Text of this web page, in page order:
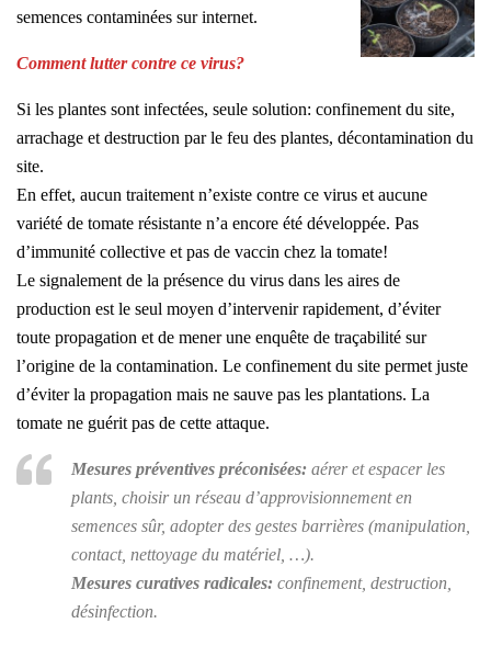
semences contaminées sur internet.
Comment lutter contre ce virus?
Si les plantes sont infectées, seule solution: confinement du site,
arrachage et destruction par le feu des plantes, décontamination du
site.
En effet, aucun traitement n’existe contre ce virus et aucune
variété de tomate résistante n’a encore été développée. Pas
d’immunité collective et pas de vaccin chez la tomate!
Le signalement de la présence du virus dans les aires de
production est le seul moyen d’intervenir rapidement, d’éviter
toute propagation et de mener une enquête de traçabilité sur
l’origine de la contamination. Le confinement du site permet juste
d’éviter la propagation mais ne sauve pas les plantations. La
tomate ne guérit pas de cette attaque.
Mesures préventives préconisées: aérer et espacer les
plants, choisir un réseau d’approvisionnement en
semences sûr, adopter des gestes barrières (manipulation,
contact, nettoyage du matériel, …).
Mesures curatives radicales: confinement, destruction,
désinfection.